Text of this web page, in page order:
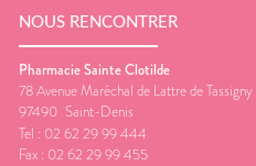
NOUS RENCONTRER
Pharmacie Sainte Clotilde
78 Avenue Maréchal de Lattre de Tassigny
97490 Saint-Denis
Tel : 02 62 29 99 444
Fax : 02 62 29 99 455